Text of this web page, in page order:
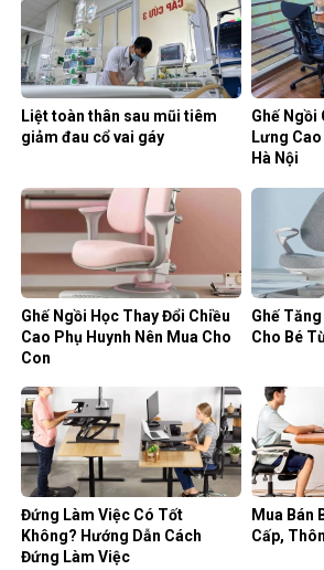
Liệt toàn thân sau mũi tiêm
giảm đau cổ vai gáy
Ghế Ngồi
Lưng
Hà Nội
Ghế Ngồi Học Thay Đổi Chiều
Cao Phụ Huynh Nên Mua Cho
Con
Ghế
Cho Bé
Đứng Làm Việc Có Tốt
Không? Hướng Dẫn Cách
Đứng Làm Việc
Mua Bán
Cấp,